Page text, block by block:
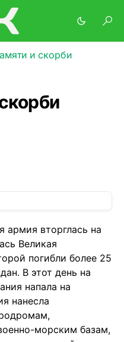
и скорби
армия вторглась на
Великая
погибли более 25
В этот день на
напала на
нанесла
морским базам,